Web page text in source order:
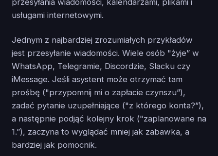
usługami internetowymi.
Jednym z najbardziej zrozumiałych przykładów
jest przesyłanie wiadomości. Wiele osób "żyje” w
WhatsApp, Telegramie, Discordzie, Slacku czy
iMessage. Jeśli asystent może otrzymać tam
prośbę ("przypomnij mi o zapłacie czynszu”),
zadać pytanie uzupełniające ("z którego konta?”),
a następnie podjąć kolejny krok ("zaplanowane na
1.”), zaczyna to wyglądać mniej jak zabawka, a
bardziej jak pomocnik.